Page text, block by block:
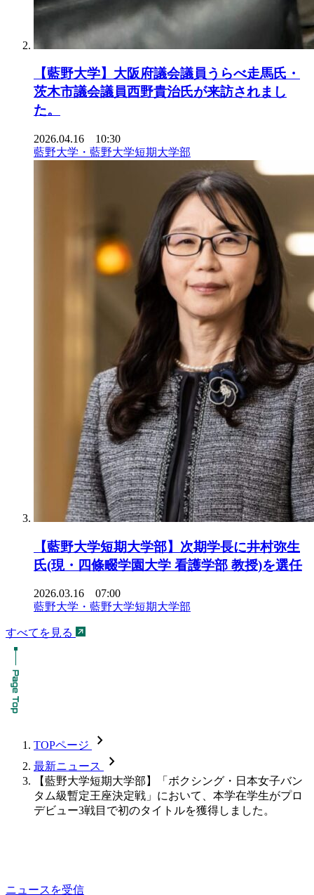
【藍野大学】大阪府議会議員うらべ走馬氏・
茨木市議会議員西野貴治氏が来訪されまし
た。
2026.04.16 10:30
藍野大学・藍野大学短期大学部
【藍野大学短期大学部】次期学長に井村弥生
氏(現・四條畷学園大学 看護学部 教授)を選任
2026.03.16 07:00
藍野大学・藍野大学短期大学部
すべてを見る
TOPページ chevron_forward
最新ニュース chevron_forward
【藍野大学短期大学部】「ボクシング・日本女子バン
タム級暫定王座決定戦」において、本学在学生がプロ
デビュー3戦目で初のタイトルを獲得しました。
ニュースを受信